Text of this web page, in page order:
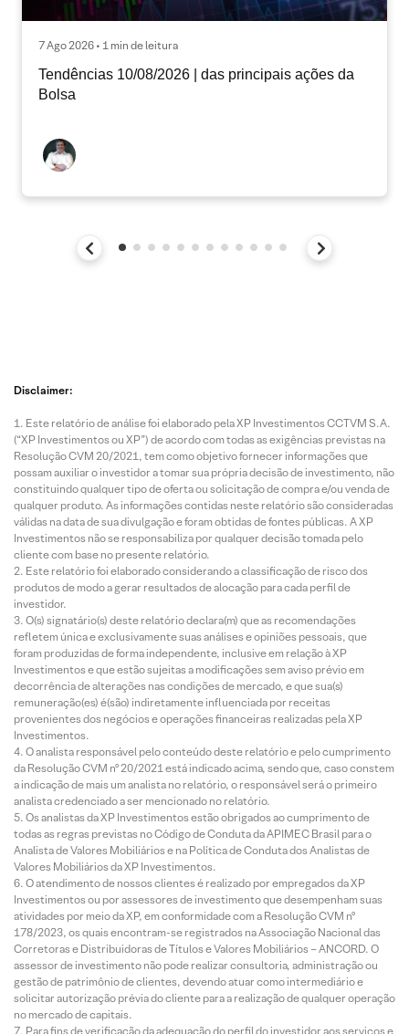
7 Ago 2026 • 1 min de leitura
Tendências 10/08/2026 | das principais ações da
Bolsa
Disclaimer:
Este relatório de análise foi elaborado pela XP Investimentos CCTVM S.A.
(“XP Investimentos ou XP”) de acordo com todas as exigências previstas na
Resolução CVM 20/2021, tem como objetivo fornecer informações que
possam auxiliar o investidor a tomar sua própria decisão de investimento, não
constituindo qualquer tipo de oferta ou solicitação de compra e/ou venda de
qualquer produto. As informações contidas neste relatório são consideradas
válidas na data de sua divulgação e foram obtidas de fontes públicas. A XP
Investimentos não se responsabiliza por qualquer decisão tomada pelo
cliente com base no presente relatório.
Este relatório foi elaborado considerando a classificação de risco dos
produtos de modo a gerar resultados de alocação para cada perfil de
investidor.
O(s) signatário(s) deste relatório declara(m) que as recomendações
refletem única e exclusivamente suas análises e opiniões pessoais, que
foram produzidas de forma independente, inclusive em relação à XP
Investimentos e que estão sujeitas a modificações sem aviso prévio em
decorrência de alterações nas condições de mercado, e que sua(s)
remuneração(es) é(são) indiretamente influenciada por receitas
provenientes dos negócios e operações financeiras realizadas pela XP
Investimentos.
O analista responsável pelo conteúdo deste relatório e pelo cumprimento
da Resolução CVM nº 20/2021 está indicado acima, sendo que, caso constem
a indicação de mais um analista no relatório, o responsável será o primeiro
analista credenciado a ser mencionado no relatório.
Os analistas da XP Investimentos estão obrigados ao cumprimento de
todas as regras previstas no Código de Conduta da APIMEC Brasil para o
Analista de Valores Mobiliários e na Política de Conduta dos Analistas de
Valores Mobiliários da XP Investimentos.
O atendimento de nossos clientes é realizado por empregados da XP
Investimentos ou por assessores de investimento que desempenham suas
atividades por meio da XP, em conformidade com a Resolução CVM nº
178/2023, os quais encontram-se registrados na Associação Nacional das
Corretoras e Distribuidoras de Títulos e Valores Mobiliários – ANCORD. O
assessor de investimento não pode realizar consultoria, administração ou
gestão de patrimônio de clientes, devendo atuar como intermediário e
solicitar autorização prévia do cliente para a realização de qualquer operação
no mercado de capitais.
Para fins de verificação da adequação do perfil do investidor aos serviços e